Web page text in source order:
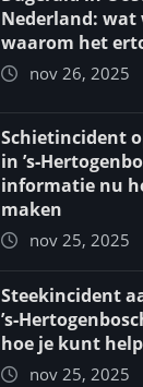
Nederland: wat
waarom het
nov 26, 2025
Schietincident
in
informatie nu
maken
nov 25, 2025
Steekincident
hoe je kunt
nov 25, 2025